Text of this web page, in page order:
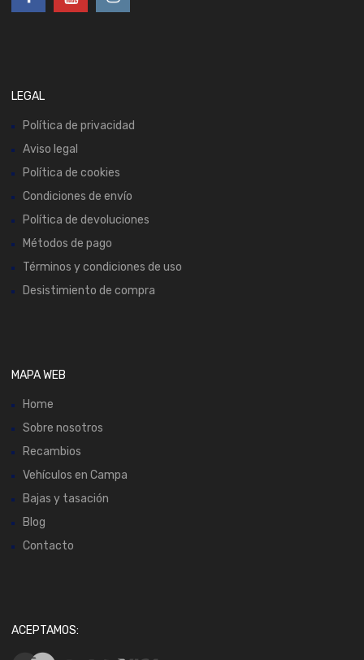
LEGAL
Política de privacidad
Aviso legal
Política de cookies
Condiciones de envío
Política de devoluciones
Métodos de pago
Términos y condiciones de uso
Desistimiento de compra
MAPA WEB
Home
Sobre nosotros
Recambios
Vehículos en Campa
Bajas y tasación
Blog
Contacto
ACEPTAMOS: